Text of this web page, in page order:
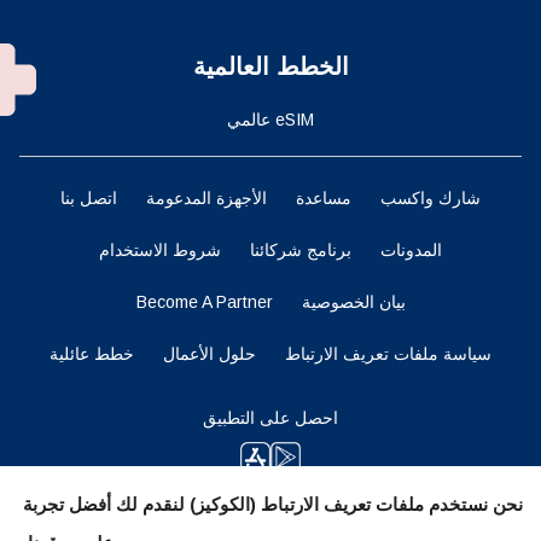
الخطط العالمية
eSIM عالمي
شارك واكسب مساعدة الأجهزة المدعومة اتصل بنا
المدونات برنامج شركائنا شروط الاستخدام
بيان الخصوصية Become A Partner
سياسة ملفات تعريف الارتباط حلول الأعمال خطط عائلية
احصل على التطبيق
نحن نستخدم ملفات تعريف الارتباط (الكوكيز) لنقدم لك أفضل تجربة